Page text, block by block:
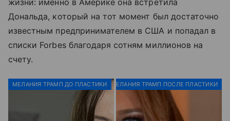
жизни: именно в Америке она встретила
Дональда, который на тот момент был достаточно
известным предпринимателем в США и попадал в
списки Forbes благодаря сотням миллионов на
счету.
МЕЛАНИЯ ТРАМП ДО ПЛАСТИКИ МЕЛАНИЯ ТРАМП ПОСЛЕ ПЛАСТИКИ